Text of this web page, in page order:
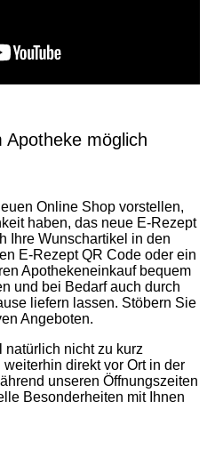
möglich
Online Shop vorstellen,
haben, das neue E-Rezept
Ihre Wunschartikel in den
E-Rezept QR Code oder ein
Apothekeneinkauf bequem
und bei Bedarf auch durch
liefern lassen. Stöbern Sie
Angeboten.
nicht zu kurz
direkt vor Ort in der
unseren Öffnungszeiten
Besonderheiten mit Ihnen